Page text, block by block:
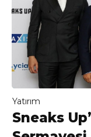
Yatırım
Sneaks